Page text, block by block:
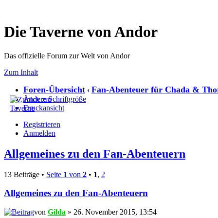
Die Taverne von Andor
Das offizielle Forum zur Welt von Andor
Zum Inhalt
Foren-Übersicht ‹ Fan-Abenteuer für Chada &
Ändere Schriftgröße
Druckansicht
Registrieren
Anmelden
Allgemeines zu den Fan-Abenteuern
13 Beiträge • Seite 1 von 2 • 1, 2
Allgemeines zu den Fan-Abenteuern
von Gilda » 26. November 2015, 13:54